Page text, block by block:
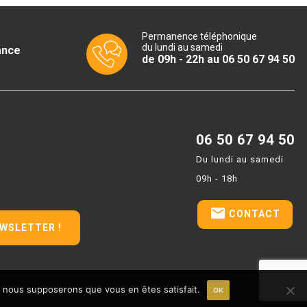
Permanence téléphonique
du lundi au samedi
de 09h - 22h au 06 50 67 94 50
!
06 50 67 94 50
Du lundi au samedi
09h - 18h
email CONTACT
supposerons que vous en êtes satisfait. OK